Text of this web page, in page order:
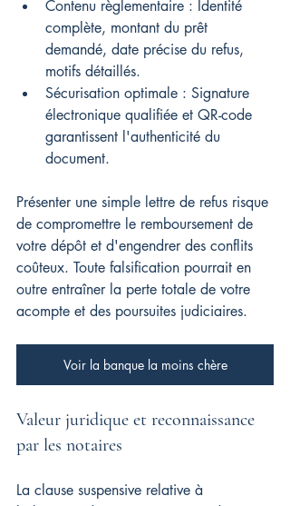
Contenu règlementaire : Identité
complète, montant du prêt
demandé, date précise du refus,
motifs détaillés.
Sécurisation optimale : Signature
électronique qualifiée et QR-code
garantissent l'authenticité du
document.
Présenter une simple lettre de refus risque
de compromettre le remboursement de
votre dépôt et d'engendrer des conflits
coûteux. Toute falsification pourrait en
outre entraîner la perte totale de votre
acompte et des poursuites judiciaires.
Voir la banque la moins chère
Valeur juridique et reconnaissance
par les notaires
La clause suspensive relative à